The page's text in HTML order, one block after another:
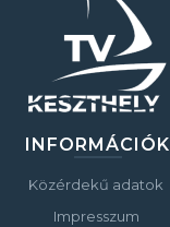
INFORMÁCIÓK
Közérdekű adatok
Impresszum